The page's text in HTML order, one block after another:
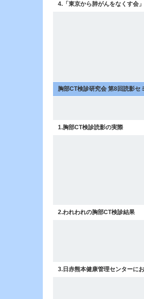
4.「東京から肺がんをなくす会
胸部CT検診研究会 第8回読影セ
1.胸部CT検診読影の実際
2.われわれの胸部CT検診結果
3.日赤熊本健康管理センターに